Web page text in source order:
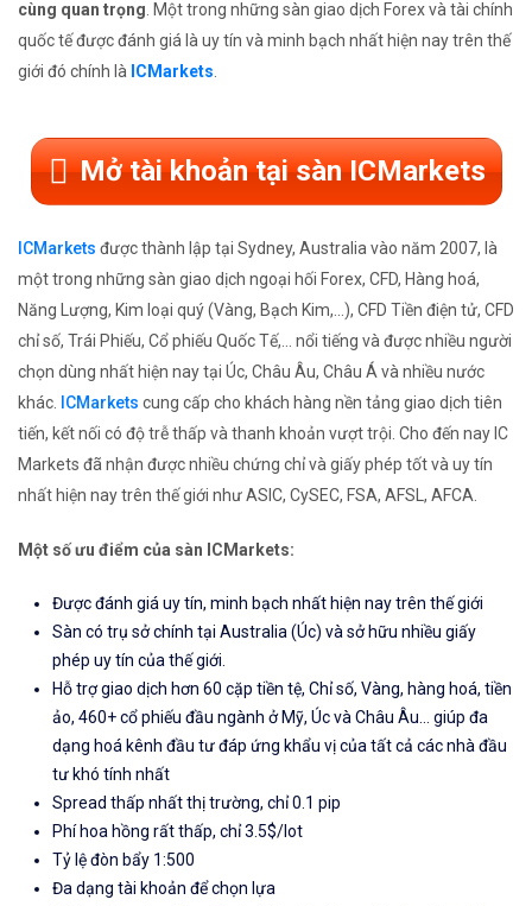
cùng quan trọng . Một trong những sàn giao dịch Forex và tài chính
quốc tế được đánh giá là uy tín và minh bạch nhất hiện nay trên thế
giới đó chính là ICMarkets
Mở tài khoản tại sàn ICMarkets
ICMarkets được thành lập tại Sydney, Australia vào năm 2007, là
một trong những sàn giao dịch ngoại hối Forex, CFD, Hàng hoá,
Năng Lượng, Kim loại quý (Vàng, Bạch Kim,...), CFD Tiền điện tử, CFD
chỉ số, Trái Phiếu, Cổ phiếu Quốc Tế,... nổi tiếng và được nhiều người
chọn dùng nhất hiện nay tại Úc, Châu Âu, Châu Á và nhiều nước
khác.
ICMarkets cung cấp cho khách hàng nền tảng giao dịch tiên
tiến, kết nối có độ trễ thấp và thanh khoản vượt trội. Cho đến nay IC
Markets đã nhận được nhiều chứng chỉ và giấy phép tốt và uy tín
nhất hiện nay trên thế giới như ASIC, CySEC, FSA, AFSL, AFCA.
Một số ưu điểm của sàn ICMarkets:
Được đánh giá uy tín, minh bạch nhất hiện nay trên thế giới
Sàn có trụ sở chính tại Australia (Úc) và sở hữu nhiều giấy
phép uy tín của thế giới.
Hỗ trợ giao dịch hơn 60 cặp tiền tệ, Chỉ số, Vàng, hàng hoá, tiền
ảo, 460+ cổ phiếu đầu ngành ở Mỹ, Úc và Châu Âu... giúp đa
dạng hoá kênh đầu tư đáp ứng khẩu vị của tất cả các nhà đầu
tư khó tính nhất
Spread thấp nhất thị trường, chỉ 0.1 pip
Phí hoa hồng rất thấp, chỉ 3.5$/lot
Tỷ lệ đòn bẩy 1:500
Đa dạng tài khoản để chọn lựa